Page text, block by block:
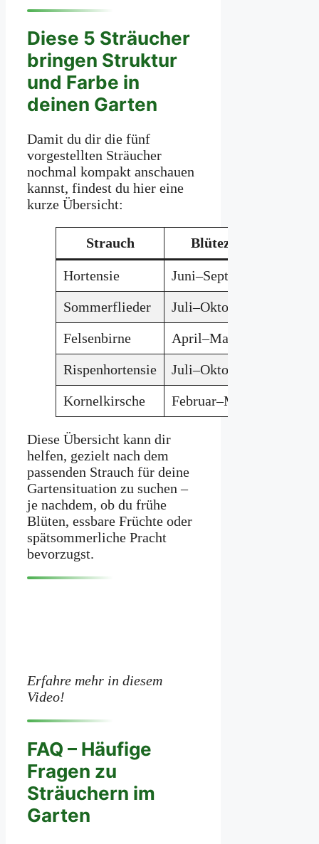
Diese 5 Sträucher
bringen Struktur
und Farbe in
deinen Garten
Damit du dir die fünf
vorgestellten Sträucher
nochmal kompakt anschauen
kannst, findest du hier eine
kurze Übersicht:
Strauch Blütezeit
Hortensie Juni–September
Sommerflieder
Juli–Oktober
Felsenbirne
April–Mai
Rispenhortensie
Juli–Oktober
Kornelkirsche
Februar–März
Diese Übersicht kann dir
helfen, gezielt nach dem
passenden Strauch für deine
Gartensituation zu suchen –
je nachdem, ob du frühe
Blüten, essbare Früchte oder
spätsommerliche Pracht
bevorzugst.
Erfahre mehr in diesem
Video!
FAQ – Häufige
Fragen zu
Sträuchern im
Garten